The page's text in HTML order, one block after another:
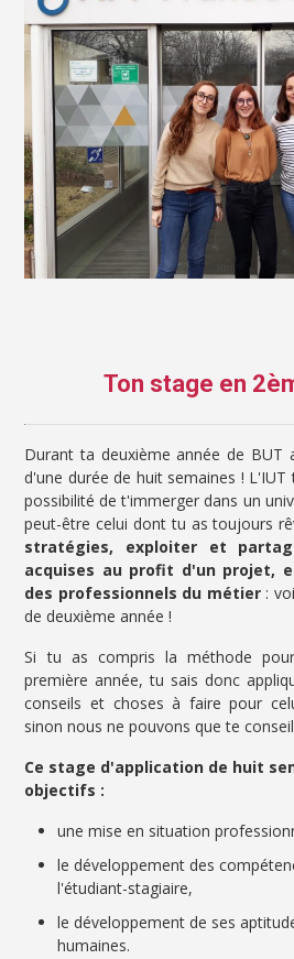
Ton stage en
Durant ta deuxième année de BUT
d'une durée de huit semaines !
possibilité de t'immerger dans un
peut-être celui dont tu as toujours
stratégies, exploiter et
acquises au profit d'un projet,
des professionnels du métier:
de deuxième année !
Si tu as compris la méthode
première année, tu sais donc
conseils et choses à faire pour
sinon nous ne pouvons que te
Ce stage d'application de huit
objectifs :
une mise en situation
le développement des
l'étudiant-stagiaire,
le développement de ses
humaines.